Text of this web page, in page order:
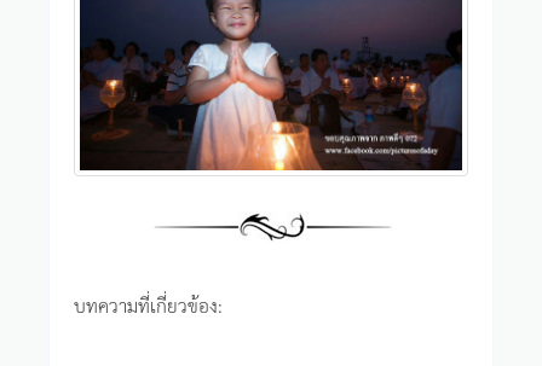
บทความที่เกี่ยวข้อง: